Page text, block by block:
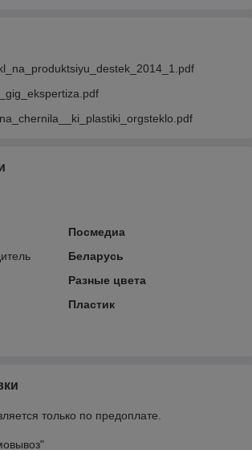
Посмедиа
Беларусь
Разные цвета
Пластик
только по предоплате.